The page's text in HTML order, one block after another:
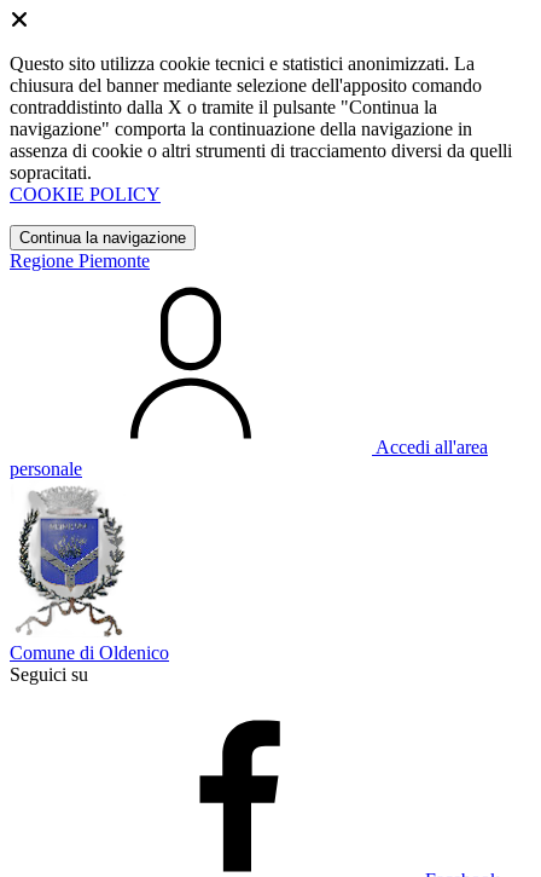
Questo sito utilizza cookie tecnici e statistici anonimizzati. La
chiusura del banner mediante selezione dell'apposito comando
contraddistinto dalla X o tramite il pulsante "Continua la
navigazione" comporta la continuazione della navigazione in
assenza di cookie o altri strumenti di tracciamento diversi da quelli
sopracitati.
COOKIE POLICY
Continua la navigazione
Regione Piemonte
Accedi all'area
personale
Comune di Oldenico
Seguici su